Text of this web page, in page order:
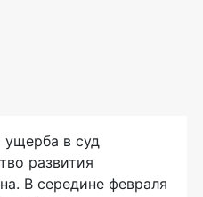
в суд
развития
В середине февраля